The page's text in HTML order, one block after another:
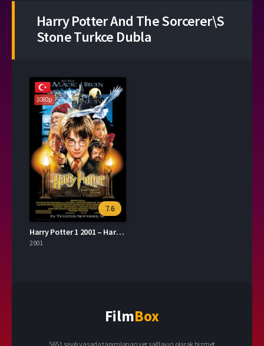
Harry Potter And The Sorcerer\s
Stone Turkce Dubla
1080p
7.6
Harry Potter 1 2001 – Harry Potter and the Sorcerer’s Stone 1080p Turkce Dublaj izle
2001
FilmBox
5651 sayılı yasada tanımlanan yer sağlayıcı olarak hizmet